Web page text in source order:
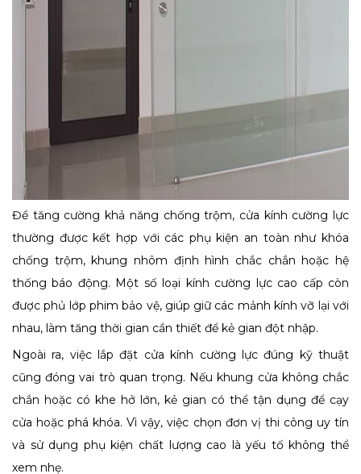
Để tăng cường khả năng chống trộm, cửa kính cường lực
thường được kết hợp với các phụ kiện an toàn như khóa
chống trộm, khung nhôm định hình chắc chắn hoặc hệ
thống báo động. Một số loại kính cường lực cao cấp còn
được phủ lớp phim bảo vệ, giúp giữ các mảnh kính vỡ lại với
nhau, làm tăng thời gian cần thiết để kẻ gian đột nhập.
Ngoài ra, việc lắp đặt cửa kính cường lực đúng kỹ thuật
cũng đóng vai trò quan trọng. Nếu khung cửa không chắc
chắn hoặc có khe hở lớn, kẻ gian có thể tận dụng để cạy
cửa hoặc phá khóa. Vì vậy, việc chọn đơn vị thi công uy tín
và sử dụng phụ kiện chất lượng cao là yếu tố không thể
xem nhẹ.